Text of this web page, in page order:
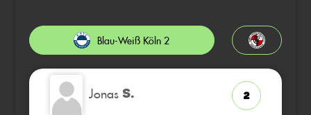
Blau-Weiß Köln 2
Jonas S. 2